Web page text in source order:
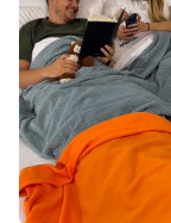
Saltele în